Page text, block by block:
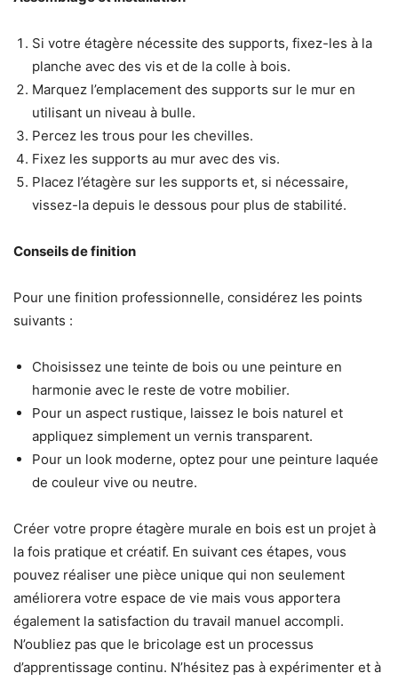
Si votre étagère nécessite des supports, fixez-les à la
planche avec des vis et de la colle à bois.
Marquez l’emplacement des supports sur le mur en
utilisant un niveau à bulle.
Percez les trous pour les chevilles.
Fixez les supports au mur avec des vis.
Placez l’étagère sur les supports et, si nécessaire,
vissez-la depuis le dessous pour plus de stabilité.
Conseils de finition
Pour une finition professionnelle, considérez les points
suivants :
Choisissez une teinte de bois ou une peinture en
harmonie avec le reste de votre mobilier.
Pour un aspect rustique, laissez le bois naturel et
appliquez simplement un vernis transparent.
Pour un look moderne, optez pour une peinture laquée
de couleur vive ou neutre.
Créer votre propre étagère murale en bois est un projet à
la fois pratique et créatif. En suivant ces étapes, vous
pouvez réaliser une pièce unique qui non seulement
améliorera votre espace de vie mais vous apportera
également la satisfaction du travail manuel accompli.
N’oubliez pas que le bricolage est un processus
d’apprentissage continu. N’hésitez pas à expérimenter et à